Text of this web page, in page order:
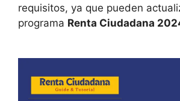
requisitos, ya que pueden
programa Renta Ciudadana